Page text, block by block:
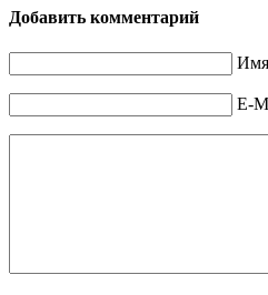
Добавить комментарий
Имя
E-